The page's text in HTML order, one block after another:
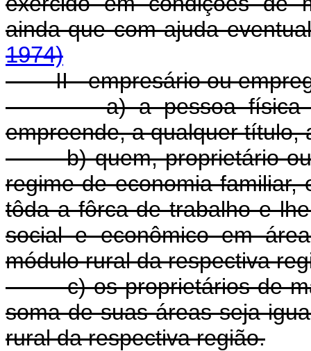
ainda que com ajuda
1974)
II - empresário ou
a) a pessoa física ou
empreende, a qualquer título,
b) quem, proprietário ou
regime de economia
tôda a fôrca de trabalho e
social e econômico em
módulo rural da respectiva
c) os proprietários de
soma de suas áreas seja
rural da respectiva região.